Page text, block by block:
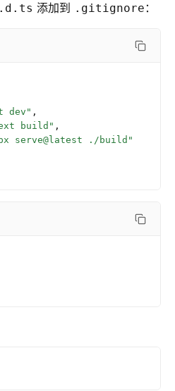
添加到 .gitignore ：
dev" ,
build" ,
serve@latest ./build"